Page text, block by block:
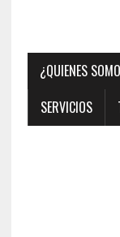
¿QUIENES
SERVICIOS